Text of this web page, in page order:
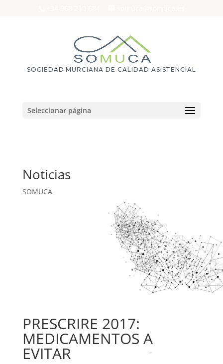
SOCIEDAD MURCIANA DE CALIDAD ASISTENCIAL
Seleccionar página
Noticias
SOMUCA
PRESCRIRE 2017:
MEDICAMENTOS A
EVITAR